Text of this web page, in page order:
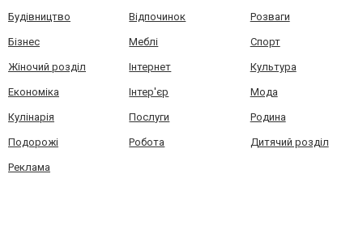
Будівництво Відпочинок Розваги
Бізнес Меблі Спорт
Жіночий розділ Інтернет Культура
Економіка Інтер'єр Мода
Кулінарія Послуги Родина
Подорожі Робота Дитячий розділ
Реклама